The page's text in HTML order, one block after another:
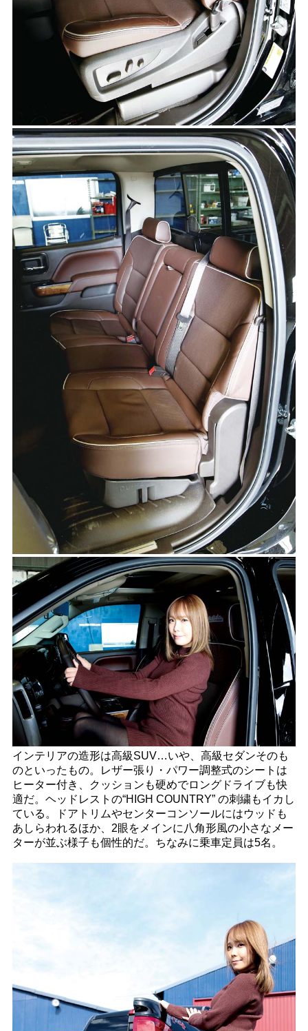
インテリアの造形は高級SUV…いや、高級セダンそのも
のといったもの。レザー張り・パワー調整式のシートは
ヒーター付き、クッションも硬めでロングドライブも快
適だ。ヘッドレストの“HIGH COUNTRY” の刺繍もイカし
ている。ドアトリムやセンターコンソールにはウッドも
あしらわれるほか、2眼をメインに八角形風の小さなメー
ターが並ぶ様子も個性的だ。ちなみに乗車定員は5名。